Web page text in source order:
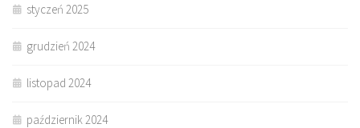
styczeń 2025
grudzień 2024
listopad 2024
październik 2024